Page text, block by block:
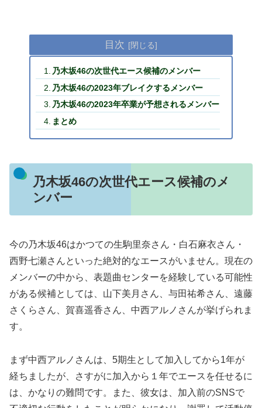
目次
乃木坂46の次世代エース候補のメンバー
乃木坂46の2023年ブレイクするメンバー
乃木坂46の2023年卒業が予想されるメンバー
まとめ
乃木坂46の次世代エース候補のメ
ンバー
今の乃木坂46はかつての生駒里奈さん・白石麻衣さん・
西野七瀬さんといった絶対的なエースがいません。現在の
メンバーの中から、表題曲センターを経験している可能性
がある候補としては、山下美月さん、与田祐希さん、遠藤
さくらさん、賀喜遥香さん、中西アルノさんが挙げられま
す。
まず中西アルノさんは、5期生として加入してから1年が
経ちましたが、さすがに加入から１年でエースを任せるに
は、かなりの難問です。また、彼女は、加入前のSNSで